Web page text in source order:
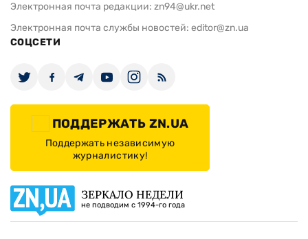
Электронная почта редакции: zn94@ukr.net
Электронная почта службы новостей: editor@zn.ua
СОЦСЕТИ
ПОДДЕРЖАТЬ ZN.UA
Поддержать независимую
журналистику!
ЗЕРКАЛО НЕДЕЛИ
не подводим с 1994-го года